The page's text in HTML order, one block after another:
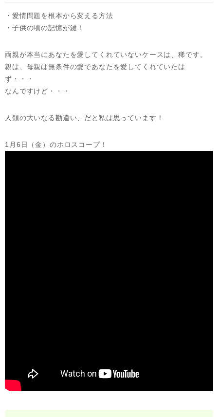
・愛情問題を根本から変える方法
・子供の頃の記憶が鍵！
両親が本当にあなたを愛してくれていないケースは、稀です。
親は、母親は無条件の愛であなたを愛してくれていたは
ず・・・
なんですけど・・・
人類の大いなる勘違い、だと私は思っています！
1月6日（金）のホロスコープ！